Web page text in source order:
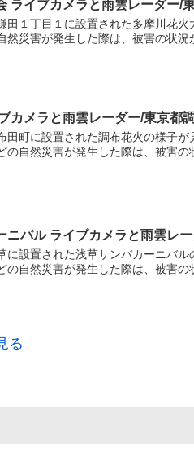
ライブカメラと雨雲レーダー/
田１丁目１に設置された多摩川花
然災害が発生した際は、被害の状
カメラと雨雲レーダー/東京都
田町に設置された調布花火の様子
の自然災害が発生した際は、被害
ニバル ライブカメラと雨雲レ
に設置された浅草サンバカーニバ
の自然災害が発生した際は、被害
る